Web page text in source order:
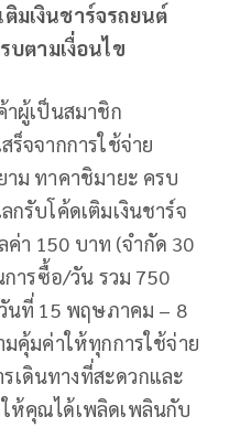
มเงินชาร์จรถยนต์
บตามเงื่อนไข
าผู้เป็นสมาชิก
ร็จจากการใช้จ่าย
ม ทาคาชิมายะ ครบ
กรับโค้ดเติมเงินชาร์จ
ค่า 150 บาท (จำกัด 30
ารซื้อ/วัน รวม 750
นที่ 15 พฤษภาคม – 8
คุ้มค่าให้ทุกการใช้จ่าย
เดินทางที่สะดวกและ
ห้คุณได้เพลิดเพลินกับ